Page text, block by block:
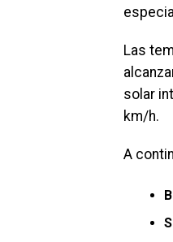
Las
solar
km/h.
A